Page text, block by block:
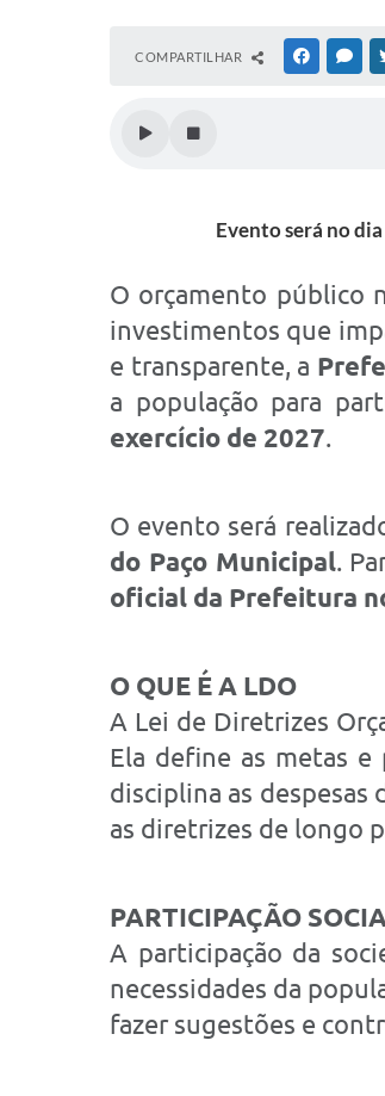
COMPARTILHAR FACEBOOK
Evento será no
O orçamento público
investimentos que
e transparente, a
a população para
exercício de 2027.
O evento será
do Paço Municipal.
oficial da Prefeitura
O QUE É A LDO
A Lei de Diretrizes
Ela define as metas e
disciplina as despesas
as diretrizes de longo
PARTICIPAÇÃO
A participação da
necessidades da
fazer sugestões e